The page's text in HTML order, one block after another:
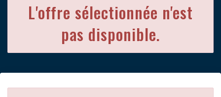
L'offre sélectionnée n'est
pas disponible.